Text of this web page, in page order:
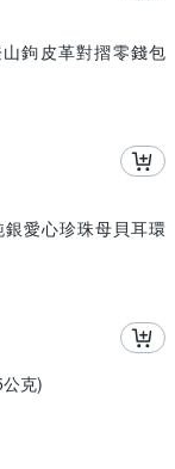
鉤皮革對摺零錢包
愛心珍珠母貝耳環
克)